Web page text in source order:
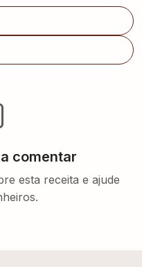
comentar
esta receita e ajude